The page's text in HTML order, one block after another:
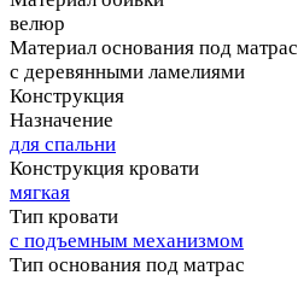
велюр
Материал основания под матрас
с деревянными ламелиями
Конструкция
Назначение
для спальни
Конструкция кровати
мягкая
Тип кровати
с подъемным механизмом
Тип основания под матрас